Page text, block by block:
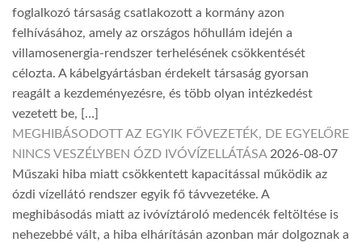
foglalkozó társaság csatlakozott a kormány azon
felhívásához, amely az országos hőhullám idején a
villamosenergia-rendszer terhelésének csökkentését
célozta. A kábelgyártásban érdekelt társaság gyorsan
reagált a kezdeményezésre, és több olyan intézkedést
vezetett be, […]
MEGHIBÁSODOTT AZ EGYIK FŐVEZETÉK, DE EGYELŐRE
NINCS VESZÉLYBEN ÓZD IVÓVÍZELLÁTÁSA 2026-08-07
Műszaki hiba miatt csökkentett kapacitással működik az
ózdi vízellátó rendszer egyik fő távvezetéke. A
meghibásodás miatt az ivóvíztároló medencék feltöltése is
nehezebbé vált, a hiba elhárításán azonban már dolgoznak a